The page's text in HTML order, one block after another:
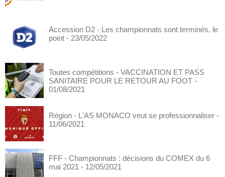
Accession D2 - Les championnats sont terminés, le
point - 23/05/2022
Toutes compétitions - VACCINATION ET PASS
SANITAIRE POUR LE RETOUR AU FOOT -
01/08/2021
Région - L'AS MONACO veut se professionnaliser -
11/06/2021
FFF - Championnats : décisions du COMEX du 6
mai 2021 - 12/05/2021